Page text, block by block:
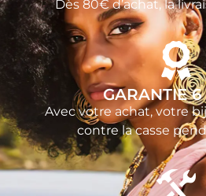
Dès 80€ d’achat, la
GARANTIE
Avec votre achat, votre
contre la casse